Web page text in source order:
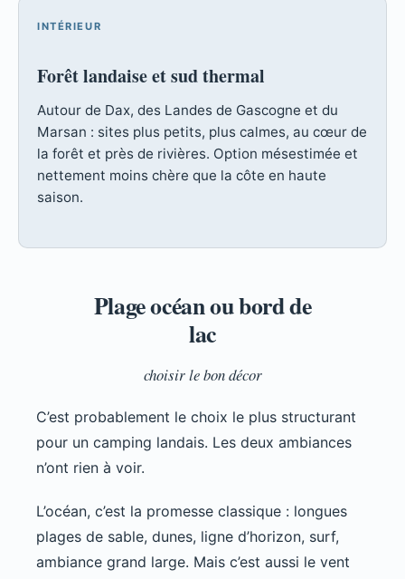
INTÉRIEUR
Forêt landaise et sud thermal
Autour de Dax, des Landes de Gascogne et du
Marsan : sites plus petits, plus calmes, au cœur de
la forêt et près de rivières. Option mésestimée et
nettement moins chère que la côte en haute
saison.
Plage océan ou bord de
lac
choisir le bon décor
C’est probablement le choix le plus structurant
pour un camping landais. Les deux ambiances
n’ont rien à voir.
L’océan, c’est la promesse classique : longues
plages de sable, dunes, ligne d’horizon, surf,
ambiance grand large. Mais c’est aussi le vent